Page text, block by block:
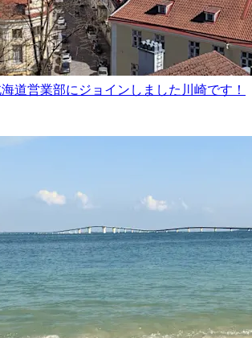
道営業部にジョインしました川崎です！